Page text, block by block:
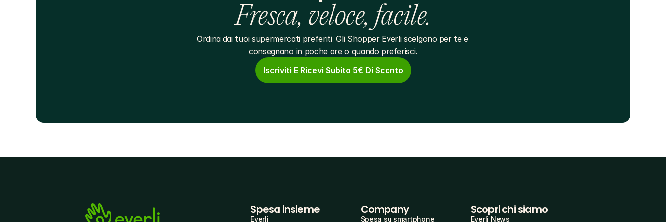
Fresca, veloce, facile.
Ordina dai tuoi supermercati preferiti. Gli Shopper Everli scelgono per te e
consegnano in poche ore o quando preferisci.
Iscriviti E Ricevi Subito 5€ Di Sconto
Spesa insieme
Everli
Company
Spesa su smartphone
Scopri chi siamo
Everli News